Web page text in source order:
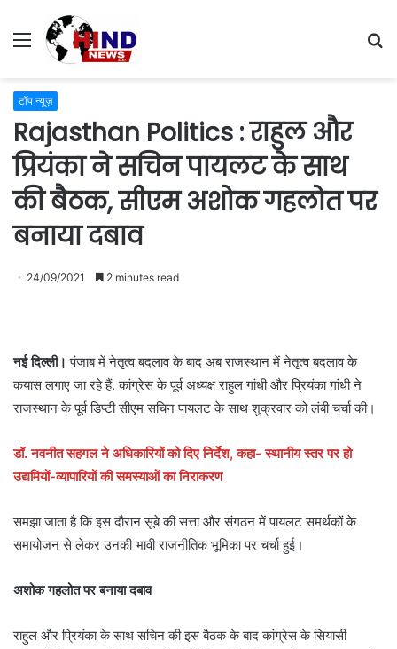
Menu
टॉप न्यूज़
Rajasthan Politics : राहुल और
प्रियंका ने सचिन पायलट के साथ
की बैठक, सीएम अशोक गहलोत पर
बनाया दबाव
24/09/2021 2 minutes read
नई दिल्ली।पंजाब में नेतृत्व बदलाव के बाद अब राजस्थान में नेतृत्व बदलाव के
कयास लगाए जा रहे हैं. कांग्रेस के पूर्व अध्यक्ष राहुल गांधी और प्रियंका गांधी ने
राजस्थान के पूर्व डिप्टी सीएम सचिन पायलट के साथ शुक्रवार को लंबी चर्चा की।
डॉ. नवनीत सहगल ने अधिकारियों को दिए निर्देश, कहा- स्थानीय स्तर पर हो
उद्यमियों-व्यापारियों की समस्याओं का निराकरण
समझा जाता है कि इस दौरान सूबे की सत्ता और संगठन में पायलट समर्थकों के
समायोजन से लेकर उनकी भावी राजनीतिक भूमिका पर चर्चा हुई।
अशोक गहलोत पर बनाया दबाव
राहुल और प्रियंका के साथ सचिन की इस बैठक के बाद कांग्रेस के सियासी